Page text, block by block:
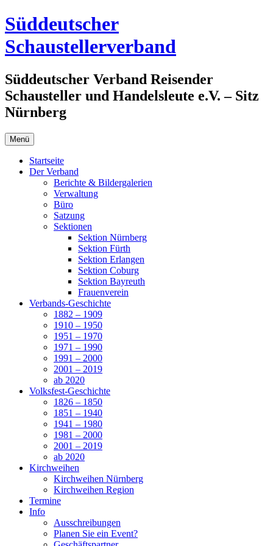
Zum
Inhalt
springen
Süddeutscher
Schaustellerverband
Süddeutscher Verband Reisender
Schausteller und Handelsleute e.V. – Sitz
Nürnberg
Menü
Startseite
Der Verband
Berichte & Bildergalerien
Verwaltung
Büro
Satzung
Sektionen
Sektion Nürnberg
Sektion Fürth
Sektion Erlangen
Sektion Coburg
Sektion Bayreuth
Frauenverein
Verbands-Geschichte
1882 – 1909
1910 – 1950
1951 – 1970
1971 – 1990
1991 – 2000
2001 – 2019
ab 2020
Volksfest-Geschichte
1826 – 1850
1851 – 1940
1941 – 1980
1981 – 2000
2001 – 2019
ab 2020
Kirchweihen
Kirchweihen Nürnberg
Kirchweihen Region
Termine
Info
Ausschreibungen
Planen Sie ein Event?